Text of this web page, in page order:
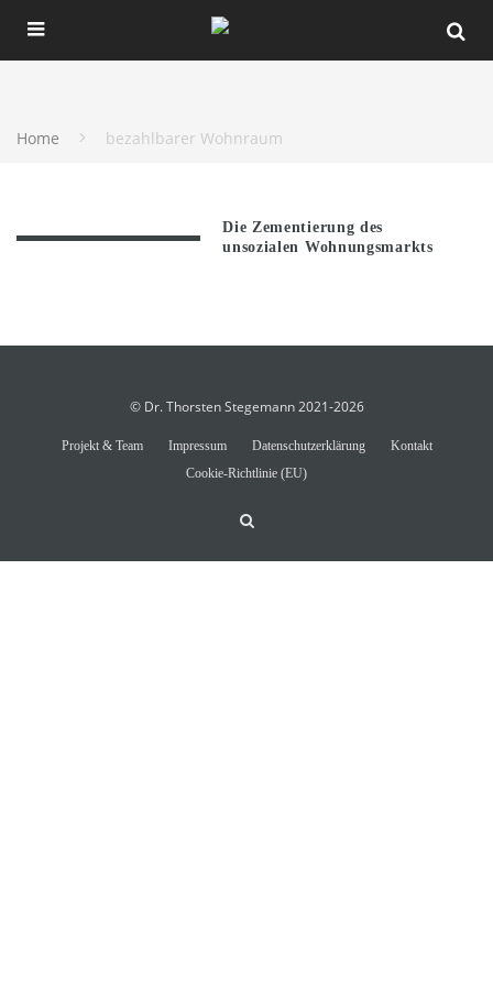
Home bezahlbarer Wohnraum
Die Zementierung des
unsozialen Wohnungsmarkts
© Dr. Thorsten Stegemann 2021-2026
Projekt & Team Impressum Datenschutzerklärung
Kontakt
Cookie-Richtlinie (EU)